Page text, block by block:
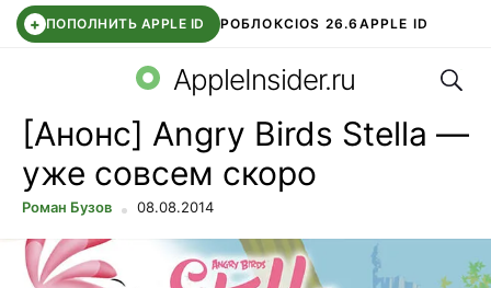
+ ПОПОЛНИТЬ APPLE ID РОБЛОКСIOS 26.6 APPLE ID
WHATSAPP DDE STOREAPP STOREOZON БАНК
AppleInsider.ru
[Анонс] Angry Birds Stella —
уже совсем скоро
Роман Бузов 08.08.2014